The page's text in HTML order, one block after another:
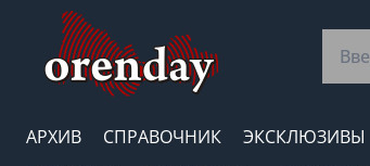
АРХИВ СПРАВОЧНИК ЭКСКЛЮЗИВЫ